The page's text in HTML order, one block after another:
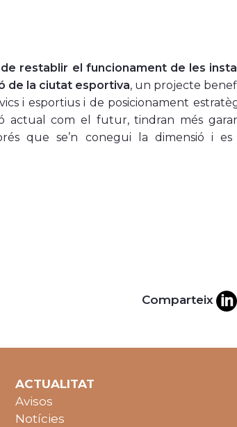
restablir el funcionament de les
de la ciutat esportiva, un projecte
i esportius i de posicionament
com el futur, tindran més
que se’n conegui la dimensió i es
Comparteix
ACTUALITAT
Avisos
Notícies